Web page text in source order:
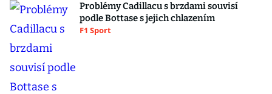
Problémy Cadillacu s brzdami souvisí
podle Bottase s jejich chlazením
F1 Sport